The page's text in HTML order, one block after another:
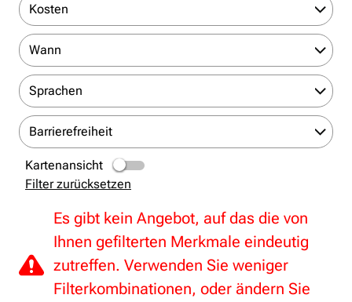
Kosten
Wann
Sprachen
Barrierefreiheit
Kartenansicht
Filter zurücksetzen
Es gibt kein Angebot, auf das die von
Ihnen gefilterten Merkmale eindeutig
zutreffen. Verwenden Sie weniger
Filterkombinationen, oder ändern Sie